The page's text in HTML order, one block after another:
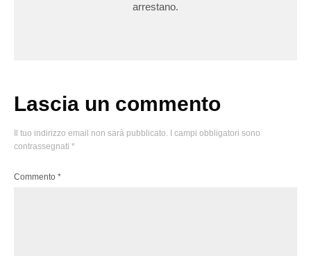
arrestano.
Lascia un commento
Il tuo indirizzo email non sarà pubblicato.
I campi obbligatori sono
contrassegnati *
Commento *